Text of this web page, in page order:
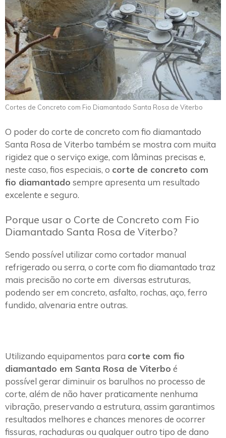
Cortes de Concreto com Fio Diamantado Santa Rosa de Viterbo
O poder do corte de concreto com fio diamantado
Santa Rosa de Viterbo também se mostra com muita
rigidez que o serviço exige, com lâminas precisas e,
neste caso, fios especiais, o corte de concreto com
fio diamantado sempre apresenta um resultado
excelente e seguro.
Porque usar o Corte de Concreto com Fio
Diamantado Santa Rosa de Viterbo?
Sendo possível utilizar como cortador manual
refrigerado ou serra, o corte com fio diamantado traz
mais precisão no corte em diversas estruturas,
podendo ser em concreto, asfalto, rochas, aço, ferro
fundido, alvenaria entre outras.
Utilizando equipamentos para corte com fio
diamantado em Santa Rosa de Viterbo é
possível gerar diminuir os barulhos no processo de
corte, além de não haver praticamente nenhuma
vibração, preservando a estrutura, assim garantimos
resultados melhores e chances menores de ocorrer
fissuras, rachaduras ou qualquer outro tipo de dano